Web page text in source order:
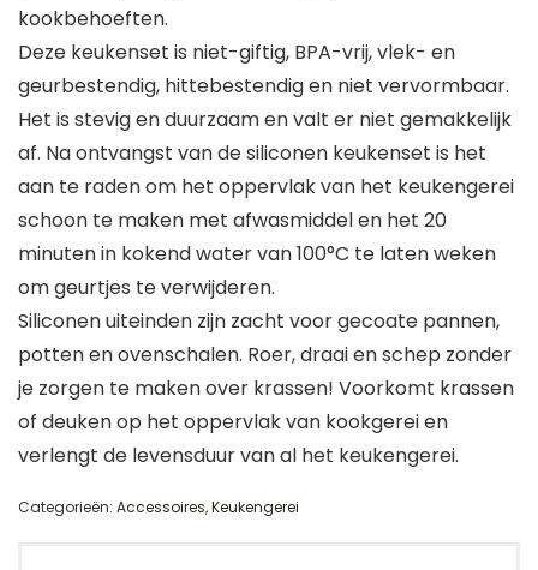
kookbehoeften.
Deze keukenset is niet-giftig, BPA-vrij, vlek- en
geurbestendig, hittebestendig en niet vervormbaar.
Het is stevig en duurzaam en valt er niet gemakkelijk
af. Na ontvangst van de siliconen keukenset is het
aan te raden om het oppervlak van het keukengerei
schoon te maken met afwasmiddel en het 20
minuten in kokend water van 100°C te laten weken
om geurtjes te verwijderen.
Siliconen uiteinden zijn zacht voor gecoate pannen,
potten en ovenschalen. Roer, draai en schep zonder
je zorgen te maken over krassen! Voorkomt krassen
of deuken op het oppervlak van kookgerei en
verlengt de levensduur van al het keukengerei.
Categorieën: Accessoires,Keukengerei